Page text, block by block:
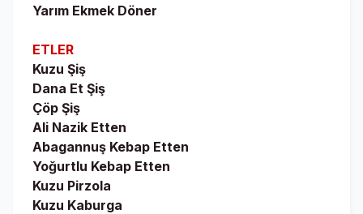
Yarım Ekmek Döner
ETLER
Kuzu Şiş
Dana Et Şiş
Çöp Şiş
Ali Nazik Etten
Abagannuş Kebap Etten
Yoğurtlu Kebap Etten
Kuzu Pirzola
Kuzu Kaburga